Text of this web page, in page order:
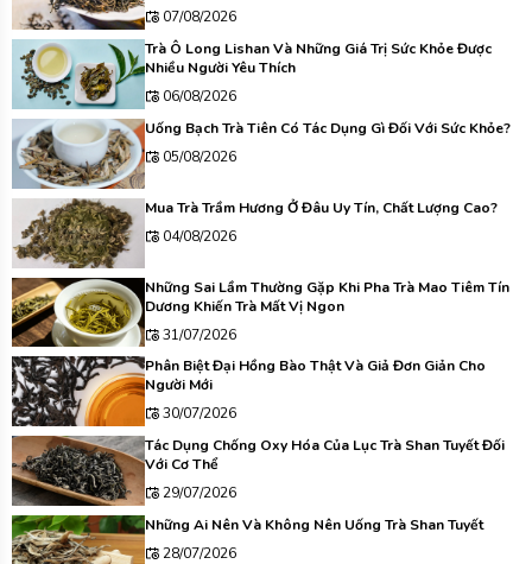
07/08/2026
Trà Ô Long Lishan Và Những Giá Trị Sức Khỏe Được
Nhiều Người Yêu Thích
06/08/2026
Uống Bạch Trà Tiên Có Tác Dụng Gì Đối Với Sức Khỏe?
05/08/2026
Mua Trà Trầm Hương Ở Đâu Uy Tín, Chất Lượng Cao?
04/08/2026
Những Sai Lầm Thường Gặp Khi Pha Trà Mao Tiêm Tín
Dương Khiến Trà Mất Vị Ngon
31/07/2026
Phân Biệt Đại Hồng Bào Thật Và Giả Đơn Giản Cho
Người Mới
30/07/2026
Tác Dụng Chống Oxy Hóa Của Lục Trà Shan Tuyết Đối
Với Cơ Thể
29/07/2026
Những Ai Nên Và Không Nên Uống Trà Shan Tuyết
28/07/2026